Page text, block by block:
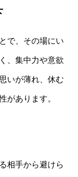
で、その場にい
、集中力や意欲
いが薄れ、休む
があります。
相手から避けら